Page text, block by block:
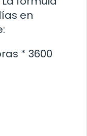
en
* 3600